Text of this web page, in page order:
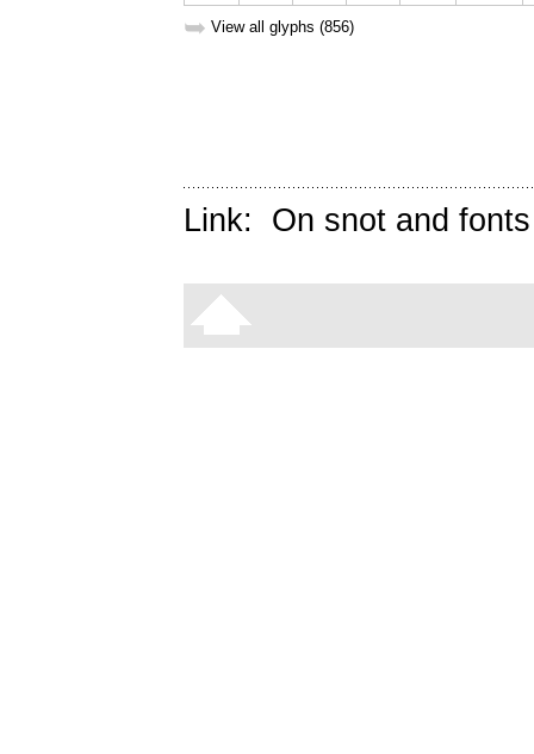
➥ View all glyphs (856)
Link: On snot and fonts